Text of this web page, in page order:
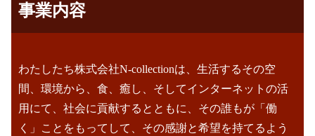
事業内容
わたしたち株式会社N-collectionは、生活するその空
間、環境から、食、癒し、そしてインターネットの活
用にて、社会に貢献するとともに、その誰もが「働
く」ことをもってして、その感謝と希望を持てるよう